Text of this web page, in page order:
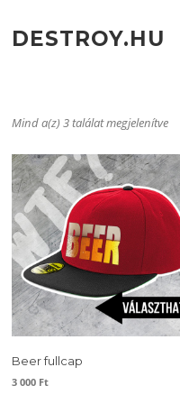
tartalomra
DESTROY.HU
Mind a(z) 3 találat megjelenítve
Beer fullcap
3 000 Ft